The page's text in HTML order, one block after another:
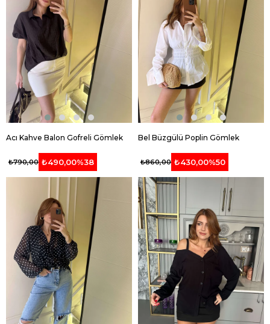
Acı Kahve Balon Gofreli Gömlek
₺490,00%38
₺790,00
Bel Büzgülü Poplin Gömlek
₺430,00%50
₺860,00